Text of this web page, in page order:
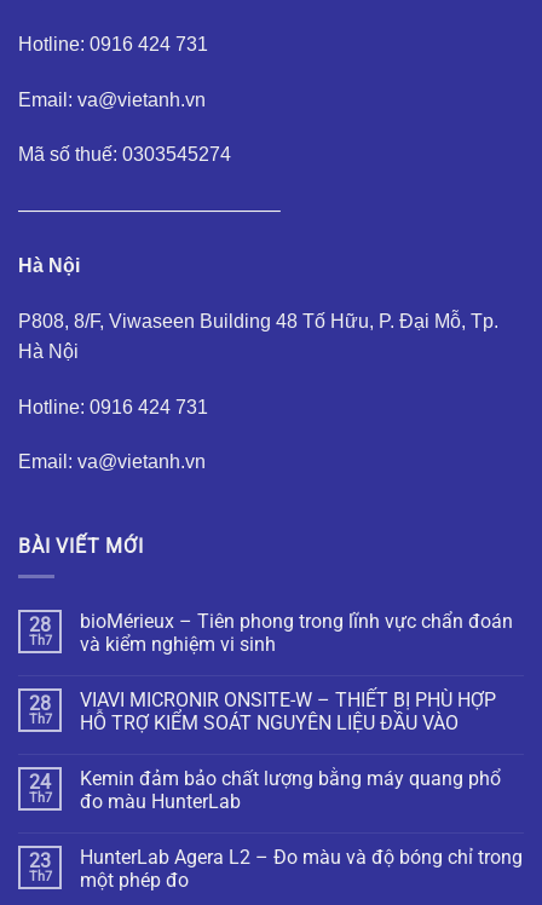
Hotline: 0916 424 731
Email: va@vietanh.vn
Mã số thuế: 0303545274
—————————————–
Hà Nội
P808, 8/F, Viwaseen Building 48 Tố Hữu, P. Đại Mỗ, Tp.
Hà Nội
Hotline: 0916 424 731
Email: va@vietanh.vn
BÀI VIẾT MỚI
28
Th7
bioMérieux – Tiên phong trong lĩnh vực chẩn đoán
và kiểm nghiệm vi sinh
28
Th7
VIAVI MICRONIR ONSITE-W – THIẾT BỊ PHÙ HỢP
HỖ TRỢ KIỂM SOÁT NGUYÊN LIỆU ĐẦU VÀO
24
Th7
Kemin đảm bảo chất lượng bằng máy quang phổ
đo màu HunterLab
23
Th7
HunterLab Agera L2 – Đo màu và độ bóng chỉ trong
một phép đo